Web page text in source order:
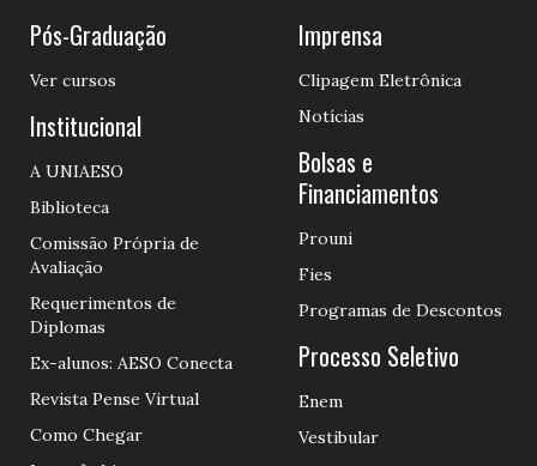
Pós-Graduação
Ver cursos
Institucional
A UNIAESO
Biblioteca
Comissão Própria de
Avaliação
Requerimentos de
Diplomas
Ex-alunos: AESO Conecta
Revista Pense Virtual
Como Chegar
Imprensa
Clipagem Eletrônica
Notícias
Bolsas e
Financiamentos
Prouni
Fies
Programas de Descontos
Processo Seletivo
Enem
Vestibular